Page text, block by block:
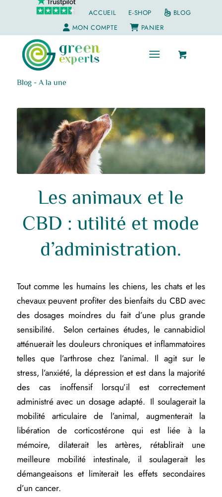
ACCUEIL E-SHOP
BLOG
MON COMPTE
PANIER
Blog - A la une
Les animaux et le
CBD : utilité et mode
d’administration.
Tout comme les humains les chiens, les chats et les
chevaux peuvent profiter des bienfaits du CBD avec
des dosages moindres du fait d’une plus grande
sensibilité. Selon certaines études, le cannabidiol
atténuerait les douleurs chroniques et inflammatoires
telles que l’arthrose chez l’animal. Il agit sur le
stress, l’anxiété, la dépression et est dans la majorité
des cas inoffensif lorsqu’il est correctement
administré avec un dosage adapté. Il soulagerait la
mobilité articulaire de l’animal, augmenterait la
libération de corticostérone qui est liée à la
mémoire, dilaterait les artères, rétablirait une
meilleure mobilité intestinale, il soulagerait les
démangeaisons et limiterait les effets secondaires
d’un cancer.